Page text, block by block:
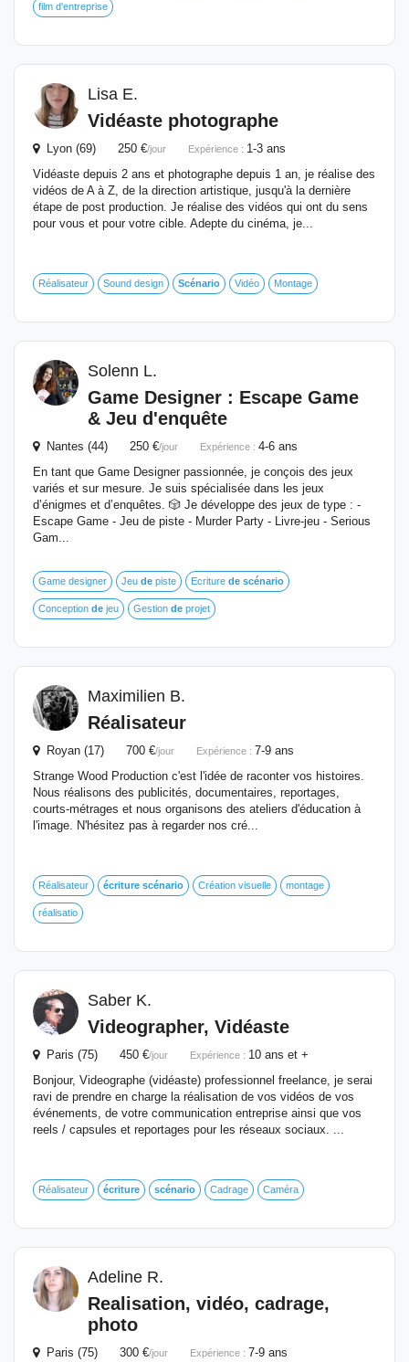
film d'entreprise
Lisa E.
Vidéaste photographe
Lyon (69) 250 €/jour Expérience : 1-3 ans
Vidéaste depuis 2 ans et photographe depuis 1 an, je réalise des
vidéos de A à Z, de la direction artistique, jusqu'à la dernière
étape de post production. Je réalise des vidéos qui ont du sens
pour vous et pour votre cible. Adepte du cinéma, je...
Réalisateur Sound design Scénario Vidéo Montage
Solenn L.
Game Designer : Escape Game
& Jeu d'enquête
Nantes (44) 250 €/jour Expérience : 4-6 ans
En tant que Game Designer passionnée, je conçois des jeux
variés et sur mesure. Je suis spécialisée dans les jeux
d’énigmes et d’enquêtes. 🎲 Je développe des jeux de type : -
Escape Game - Jeu de piste - Murder Party - Livre-jeu - Serious
Gam...
Game designer Jeu de piste Ecriture de scénario
Conception de jeu Gestion de projet
Maximilien B.
Réalisateur
Royan (17) 700 €/jour Expérience : 7-9 ans
Strange Wood Production c'est l'idée de raconter vos histoires.
Nous réalisons des publicités, documentaires, reportages,
courts-métrages et nous organisons des ateliers d'éducation à
l'image. N'hésitez pas à regarder nos cré...
Réalisateur écriture scénario Création visuelle montage
réalisatio
Saber K.
Videographer, Vidéaste
Paris (75) 450 €/jour Expérience : 10 ans et +
Bonjour, Videographe (vidéaste) professionnel freelance, je serai
ravi de prendre en charge la réalisation de vos vidéos de vos
événements, de votre communication entreprise ainsi que vos
reels / capsules et reportages pour les réseaux sociaux. ...
Réalisateur écriture scénario Cadrage Caméra
Adeline R.
Realisation, vidéo, cadrage,
photo
Paris (75) 300 €/jour Expérience : 7-9 ans